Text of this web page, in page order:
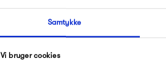
Samtykke
Vi bruger cookies